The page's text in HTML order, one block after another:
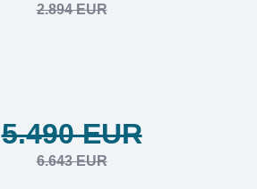
2.894 EUR
5.490 EUR
6.643 EUR